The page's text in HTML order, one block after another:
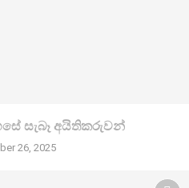
සැබෑ අයිතිකරුවන්
26, 2025